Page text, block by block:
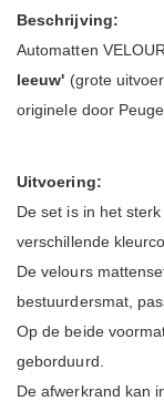
Beschrijving:
Automatten
leeuw' (grote
originele door
Uitvoering:
De set is in het
verschillende
De velours
bestuurdersmat,
Op de beide
geborduurd.
De afwerkrand kan